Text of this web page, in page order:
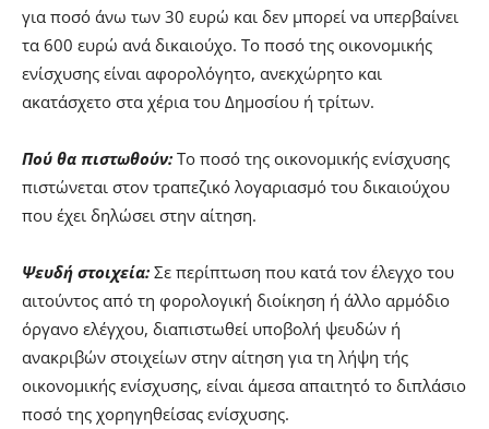
για ποσό άνω των 30 ευρώ και δεν μπορεί να υπερβαίνει
τα 600 ευρώ ανά δικαιούχο. Το ποσό της οικονομικής
ενίσχυσης είναι αφορολόγητο, ανεκχώρητο και
ακατάσχετο στα χέρια του Δημοσίου ή τρίτων.
Πού θα πιστωθούν: Το ποσό της οικονομικής ενίσχυσης
πιστώνεται στον τραπεζικό λογαριασμό του δικαιούχου
που έχει δηλώσει στην αίτηση.
Ψευδή στοιχεία: Σε περίπτωση που κατά τον έλεγχο του
αιτούντος από τη φορολογική διοίκηση ή άλλο αρμόδιο
όργανο ελέγχου, διαπιστωθεί υποβολή ψευδών ή
ανακριβών στοιχείων στην αίτηση για τη λήψη τής
οικονομικής ενίσχυσης, είναι άμεσα απαιτητό το διπλάσιο
ποσό της χορηγηθείσας ενίσχυσης.